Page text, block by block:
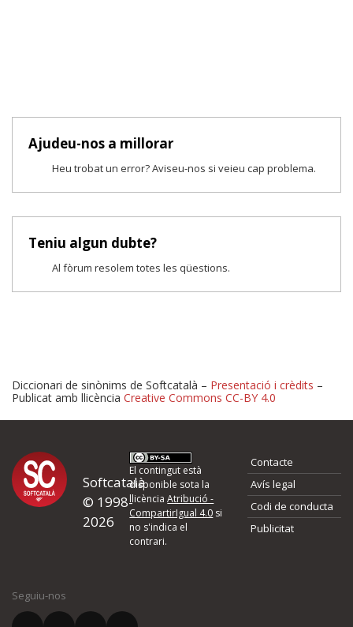
Ajudeu-nos a millorar
Heu trobat un error? Aviseu-nos si veieu cap problema.
Teniu algun dubte?
Al fòrum resolem totes les qüestions.
Proposeu-nos millores o
d'errors
Si heu trobat un error o voleu proposar alguna millora, ompliu els
quina és la millora que proposeu o l'error del qual voleu informar-
Diccionari de sinònims de Softcatalà – Presentació i crèdits –
Publicat amb llicència Creative Commons CC-BY 4.0
Softcatalà
© 1998-
2026
El contingut està
disponible sota la
llicènciaAtribució -
CompartirIgual 4.0 si
no s'indica el
contrari.
Contacte
Avís legal
Codi de conducta
Publicitat
Seguiu-nos